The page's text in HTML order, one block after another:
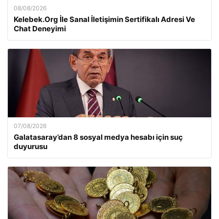
08/08/2026
Kelebek.Org İle Sanal İletişimin Sertifikalı Adresi Ve
Chat Deneyimi
07/08/2026
Galatasaray’dan 8 sosyal medya hesabı için suç
duyurusu